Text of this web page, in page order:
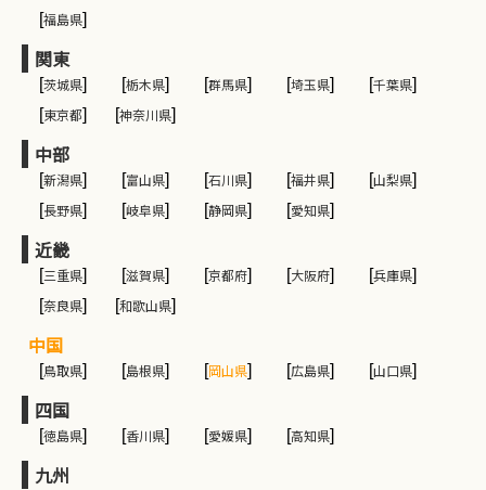
[福島県]
関東
[茨城県] [栃木県] [群馬県] [埼玉県] [千葉県]
[東京都] [神奈川県]
中部
[新潟県] [富山県] [石川県] [福井県] [山梨県]
[長野県] [岐阜県] [静岡県] [愛知県]
近畿
[三重県] [滋賀県] [京都府] [大阪府] [兵庫県]
[奈良県] [和歌山県]
中国
[鳥取県] [島根県] [岡山県] [広島県] [山口県]
四国
[徳島県] [香川県] [愛媛県] [高知県]
九州